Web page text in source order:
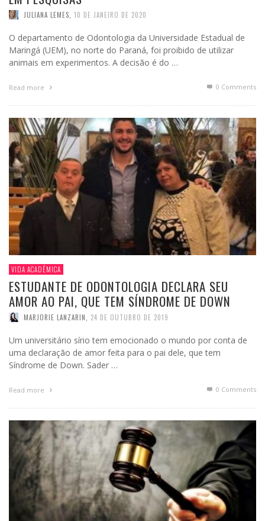
JULIANA LEMES, 10 DE JANEIRO DE 2020
O departamento de Odontologia da Universidade Estadual de
Maringá (UEM), no norte do Paraná, foi proibido de utilizar
animais em experimentos. A decisão é do …
Read more 0 Comments
VIDA ACADÊMICA
ESTUDANTE DE ODONTOLOGIA DECLARA SEU
AMOR AO PAI, QUE TEM SÍNDROME DE DOWN
MARJORIE LANZARIN, 24 DE OUTUBRO DE 2019
Um universitário sírio tem emocionado o mundo por conta de
uma declaração de amor feita para o pai dele, que tem
Síndrome de Down. Sader …
Read more 0 Comments